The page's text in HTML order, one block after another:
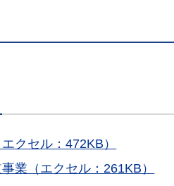
クセル：472KB）
業（エクセル：261KB）